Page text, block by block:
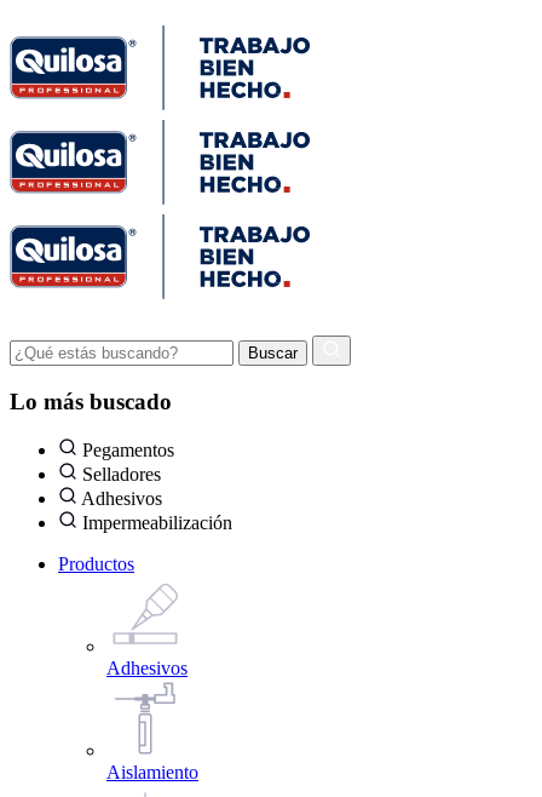
Lo más buscado
Pegamentos
Selladores
Adhesivos
Impermeabilización
Productos
Adhesivos
Aislamiento